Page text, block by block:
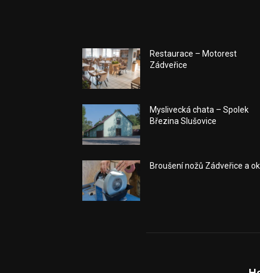
Restaurace – Motorest
Zádveřice
Myslivecká chata – Spolek
Březina Slušovice
Broušení nožů Zádveřice a